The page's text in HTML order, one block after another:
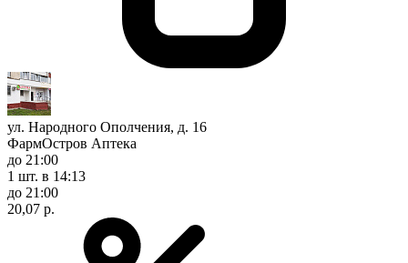
ул. Народного Ополчения, д. 16
ФармОстров Аптека
до 21:00
1 шт. в 14:13
до 21:00
20,07 р.